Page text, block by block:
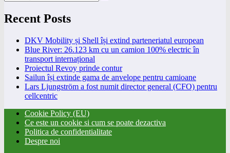
Recent Posts
DKV Mobility și Shell își extind parteneriatul european
Blue River: 26.123 km cu un camion 100% electric în
transport internațional
Proiectul Revoy prinde contur
Sailun își extinde gama de anvelope pentru camioane
Lars Ljungström a fost numit director general (CFO) pentru
cellcentric
Cookie Policy (EU)
Ce este un cookie si cum se poate dezactiva
Politica de confidentialitate
Despre noi